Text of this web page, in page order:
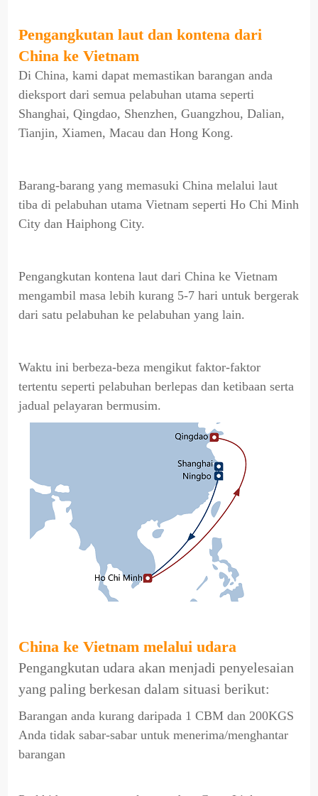
Pengangkutan laut dan kontena dari
China ke Vietnam
Di China, kami dapat memastikan barangan anda
dieksport dari semua pelabuhan utama seperti
Shanghai, Qingdao, Shenzhen, Guangzhou, Dalian,
Tianjin, Xiamen, Macau dan Hong Kong.
Barang-barang yang memasuki China melalui laut
tiba di pelabuhan utama Vietnam seperti Ho Chi Minh
City dan Haiphong City.
Pengangkutan kontena laut dari China ke Vietnam
mengambil masa lebih kurang 5-7 hari untuk bergerak
dari satu pelabuhan ke pelabuhan yang lain.
Waktu ini berbeza-beza mengikut faktor-faktor
tertentu seperti pelabuhan berlepas dan ketibaan serta
jadual pelayaran bermusim.
China ke Vietnam melalui udara
Pengangkutan udara akan menjadi penyelesaian
yang paling berkesan dalam situasi berikut:
Barangan anda kurang daripada 1 CBM dan 200KGS
Anda tidak sabar-sabar untuk menerima/menghantar
barangan